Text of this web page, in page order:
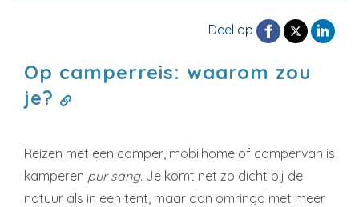
Deel op
Op camperreis: waarom zou
je?
Reizen met een camper, mobilhome of campervan is
kamperen pur sang. Je komt net zo dicht bij de
natuur als in een tent, maar dan omringd met meer